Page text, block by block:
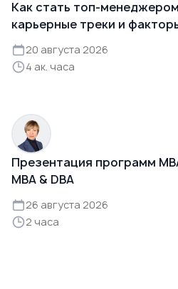
Как стать топ-
карьерные треки и
20 августа 2026
4 ак. часа
Презентация программ
MBA & DBA
26 августа 2026
2 часа